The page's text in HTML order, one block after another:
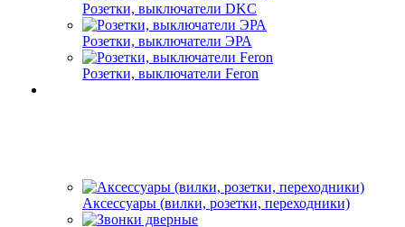
Розетки, выключатели DKC
Розетки, выключатели ЭРА
Розетки, выключатели Feron
Аксессуары (вилки, розетки, переходники)